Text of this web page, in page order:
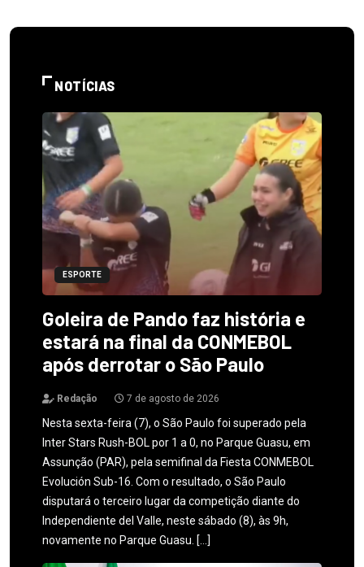
NOTÍCIAS
ESPORTE
Goleira de Pando faz história e
estará na final da CONMEBOL
após derrotar o São Paulo
Redação 7 de agosto de 2026
Nesta sexta-feira (7), o São Paulo foi superado pela
Inter Stars Rush-BOL por 1 a 0, no Parque Guasu, em
Assunção (PAR), pela semifinal da Fiesta CONMEBOL
Evolución Sub-16. Com o resultado, o São Paulo
disputará o terceiro lugar da competição diante do
Independiente del Valle, neste sábado (8), às 9h,
novamente no Parque Guasu. […]